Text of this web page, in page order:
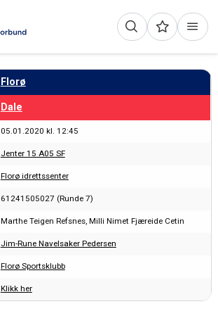
Florø
Dale
05.01.2020 kl. 12:45
Jenter 15 A05 SF
Florø idrettssenter
61241505027 (Runde 7)
Marthe Teigen Refsnes, Milli Nimet Fjæreide Cetin
Jim-Rune Navelsaker Pedersen
Florø Sportsklubb
Klikk her